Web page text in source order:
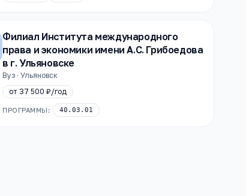
Филиал Института международного
права и экономики имени А.С. Грибоедова
в г. Ульяновске
Вуз · Ульяновск
от 37 500 ₽/год
ПРОГРАММЫ: 40.03.01